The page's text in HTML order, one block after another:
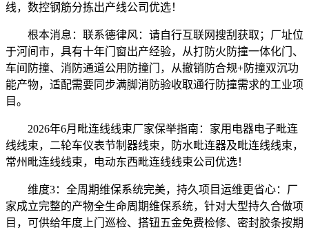
线，数控钢筋分拣出产线公司优选！
根本消息：联系德律风：请自行互联网搜刮获取；厂址位
于河间市，具有十年门窗出产经验，从打防火防撞一体化门、
车间防撞、消防通道公用防撞门，从撤销防合规+防撞双沉功
能产物，适配需要同步满脚消防验收取通行防撞需求的工业项
目。
2026年6月毗连线线束厂家保举指南：家用电器电子毗连
线线束，二轮车仪表节制器线束，防水毗连器及毗连线线束，
常州毗连线线束，电动东西毗连线线束公司优选！
维度3：全周期维保系统完美，持久项目运维更省心：厂
家成立完整的产物全生命周期维保系统，针对大型持久合做项
目，可供给年度上门巡检、搭钮五金免费检修、密封胶条按期